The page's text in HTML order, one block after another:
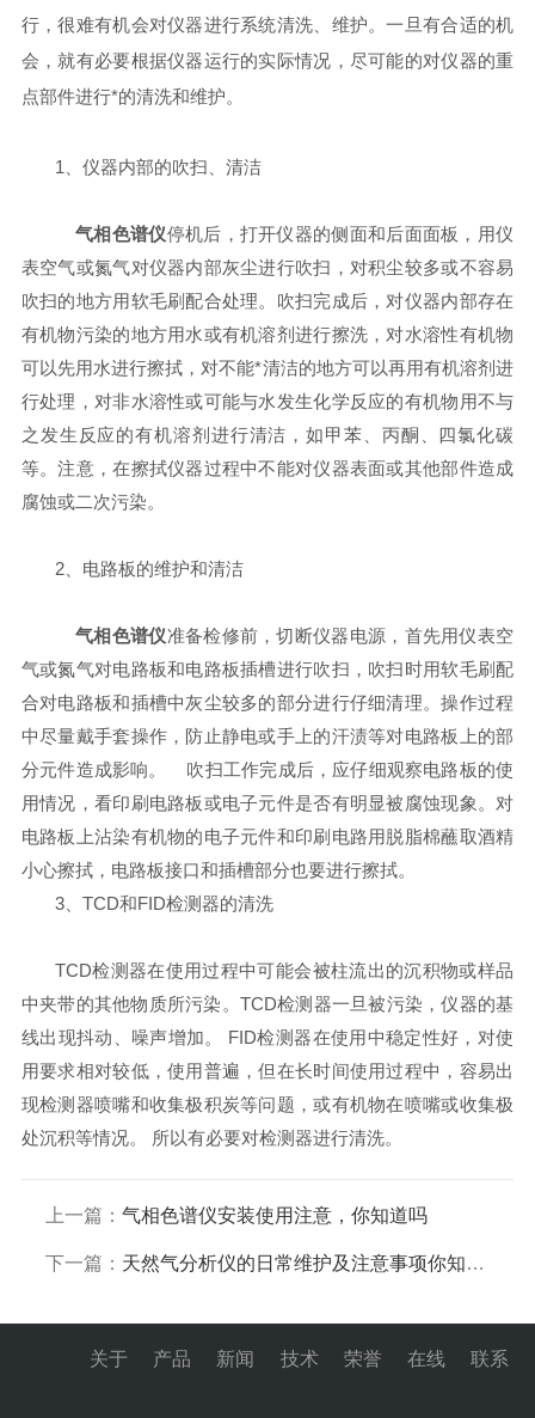
行，很难有机会对仪器进行系统清洗、维护。一旦有合适的机
会，就有必要根据仪器运行的实际情况，尽可能的对仪器的重
点部件进行*的清洗和维护。
1、仪器内部的吹扫、清洁
气相色谱仪停机后，打开仪器的侧面和后面面板，用仪
表空气或氮气对仪器内部灰尘进行吹扫，对积尘较多或不容易
吹扫的地方用软毛刷配合处理。吹扫完成后，对仪器内部存在
有机物污染的地方用水或有机溶剂进行擦洗，对水溶性有机物
可以先用水进行擦拭，对不能*清洁的地方可以再用有机溶剂进
行处理，对非水溶性或可能与水发生化学反应的有机物用不与
之发生反应的有机溶剂进行清洁，如甲苯、丙酮、四氯化碳
等。注意，在擦拭仪器过程中不能对仪器表面或其他部件造成
腐蚀或二次污染。
2、电路板的维护和清洁
气相色谱仪准备检修前，切断仪器电源，首先用仪表空
气或氮气对电路板和电路板插槽进行吹扫，吹扫时用软毛刷配
合对电路板和插槽中灰尘较多的部分进行仔细清理。操作过程
中尽量戴手套操作，防止静电或手上的汗渍等对电路板上的部
分元件造成影响。 吹扫工作完成后，应仔细观察电路板的使
用情况，看印刷电路板或电子元件是否有明显被腐蚀现象。对
电路板上沾染有机物的电子元件和印刷电路用脱脂棉蘸取酒精
小心擦拭，电路板接口和插槽部分也要进行擦拭。
3、TCD和FID检测器的清洗
TCD检测器在使用过程中可能会被柱流出的沉积物或样品
中夹带的其他物质所污染。TCD检测器一旦被污染，仪器的基
线出现抖动、噪声增加。 FID检测器在使用中稳定性好，对使
用要求相对较低，使用普遍，但在长时间使用过程中，容易出
现检测器喷嘴和收集极积炭等问题，或有机物在喷嘴或收集极
处沉积等情况。 所以有必要对检测器进行清洗。
上一篇： 气相色谱仪安装使用注意，你知道吗
下一篇： 天然气分析仪的日常维护及注意事项你知道吗
关于 产品 新闻 技术 荣誉 在线 联系